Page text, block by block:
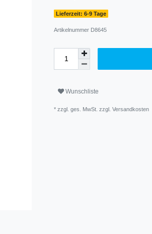
Lieferzeit: 6-9 Tage
Artikelnummer D8645
Wunschliste
* zzgl. ges. MwSt. zzgl. Versandkosten